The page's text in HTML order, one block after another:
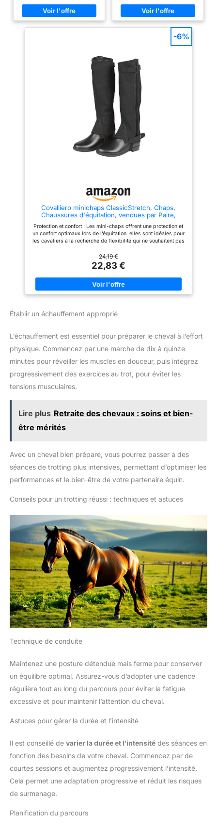
apprend aux enfants à être
responsables Rangement
pratique : Dans le coffre de
pansage pour enfants, tous les
vue d’ensemble des ustensiles
déplacements Taille adaptée
pratiques sont spécialement
adaptés aux petites mains des
des couleurs vives qui plaisent
aux enfants, tels le violet et le
rose. Ainsi, le soin des chevaux
devient une activité variée,
garantissent une longue durée
résistants à l’usure et répondent
aux exigences quotidiennes
améliorant efficacement la
friction et la friction Excellent
toucher, il est plus facile de
saisir les rênes et d'éviter de
glisser Bretelles réglables au
poignet, faciles à porter. Taille
Tour de paume, S/M = 18,8-
Il peut y avoir des erreurs dues
à la mesure manuelle
Covalliero minichaps ClassicStretch, Chaps,
Chaussures d'équitation, vendues par Paire,
synthétique, Femme, Fermeture éclair, lavables en
Machine
Protection et confort : Les mini-chaps offrent une protection et
un confort optimaux lors de l’équitation. elles sont idéales pour
les cavaliers à la recherche de flexibilité qui ne souhaitent pas
avec des bottillons Similicuir résistant : Fabriquées en
similicuir résistant à l’usure, les mini-chaps se distinguent par
une longue durée de vie. l’insert stretch veille à une forme
ajustée parfaite et une liberté de mouvement maximale en selle
Entretien facile : Les mini-chaps sont faciles d’entretien et
lavables en machine. cela permet de gagner du temps et
semelle élastique : la bande de semelle élastique offre plus de
Fermeture à crochet et boucle : La bande à crochet et boucle au
place. cette fonction offre un maintien supplémentaire, elle est
particulièrement avantageuse lors de séances d’équitation
intensives
24,19 €
22,83 €
-6%
Établir un échauffement approprié
L’échauffement est essentiel pour préparer le cheval à l’effort
physique. Commencez par une marche de dix à quinze
minutes pour réveiller les muscles en douceur, puis intégrez
progressivement des exercices au trot, pour éviter les
tensions musculaires.
Lire plus Retraite des chevaux : soins et bien-
être mérités
Avec un cheval bien préparé, vous pourrez passer à des
séances de trotting plus intensives, permettant d’optimiser les
performances et le bien-être de votre partenaire équin.
Conseils pour un trotting réussi : techniques et astuces
Technique de conduite
Maintenez une posture détendue mais ferme pour conserver
un équilibre optimal. Assurez-vous d’adopter une cadence
régulière tout au long du parcours pour éviter la fatigue
excessive et pour maintenir l’attention du cheval.
Astuces pour gérer la durée et l’intensité
Il est conseillé de varier la durée et l’intensité des séances en
fonction des besoins de votre cheval. Commencez par de
courtes sessions et augmentez progressivement l’intensité.
Cela permet une adaptation progressive et réduit les risques
de surmenage.
Planification du parcours